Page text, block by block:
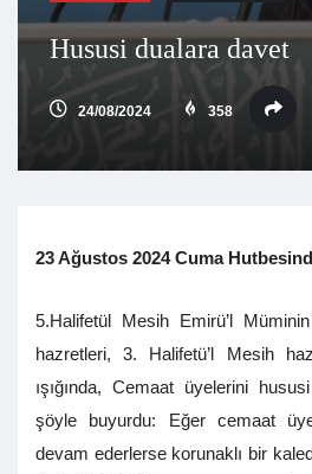
Hususi dualara davet
24/08/2024 358
23 Ağustos 2024 Cuma
5.Halifetül Mesih Emirü’l
hazretleri, 3. Halifetü’l Mesih
ışığında, Cemaat üyelerini
şöyle buyurdu: Eğer cemaat
devam ederlerse korunaklı bir